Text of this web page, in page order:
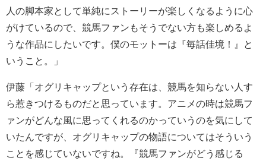
人の脚本家として単純にストーリーが楽しくなるように心
がけているので、競馬ファンもそうでない方も楽しめるよ
うな作品にしたいです。僕のモットーは『毎話佳境！』と
いうこと。」
伊藤「オグリキャップという存在は、競馬を知らない人す
ら惹きつけるものだと思っています。アニメの時は競馬フ
ァンがどんな風に思ってくれるのかっていうのを気にして
いたんですが、オグリキャップの物語についてはそういう
ことを感じていないですね。『競馬ファンがどう感じる